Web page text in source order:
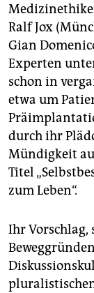
Ralf Jox
Gian
Experten
schon in
etwa um
durch ihr
Mündigkeit
Titel
zum Leben“.
Ihr Vorschlag,